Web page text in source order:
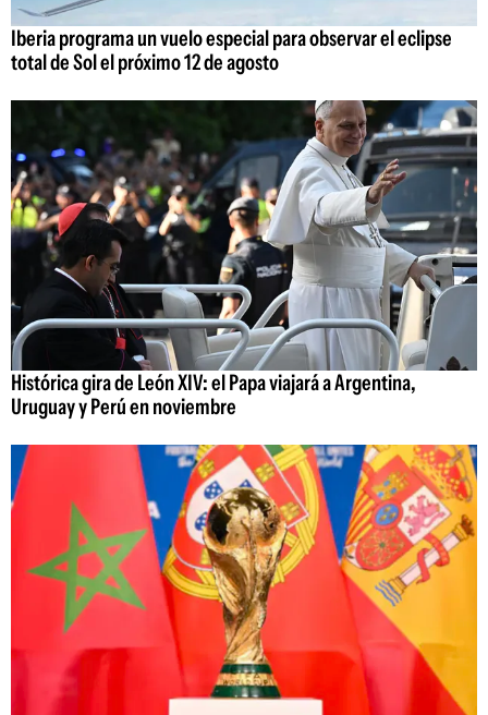
Iberia programa un vuelo especial para observar el eclipse
total de Sol el próximo 12 de agosto
Histórica gira de León XIV: el Papa viajará a Argentina,
Uruguay y Perú en noviembre